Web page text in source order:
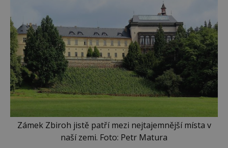
Zámek Zbiroh jistě patří mezi nejtajemnější místa v
naší zemi. Foto: Petr Matura